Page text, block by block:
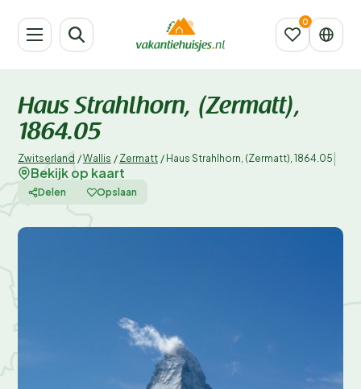
Haus Strahlhorn, (Zermatt),
1864.05
Zwitserland /Wallis / Zermatt / Haus Strahlhorn, (Zermatt), 1864.05
Bekijk op kaart
Delen Opslaan